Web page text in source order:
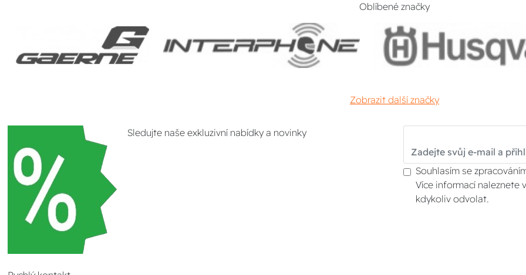
Oblíbené značky
Zobrazit další značky
Sledujte naše exkluzivní nabídky a novinky
Souhlasím se
Více informací naleznete
kdykoliv odvolat.